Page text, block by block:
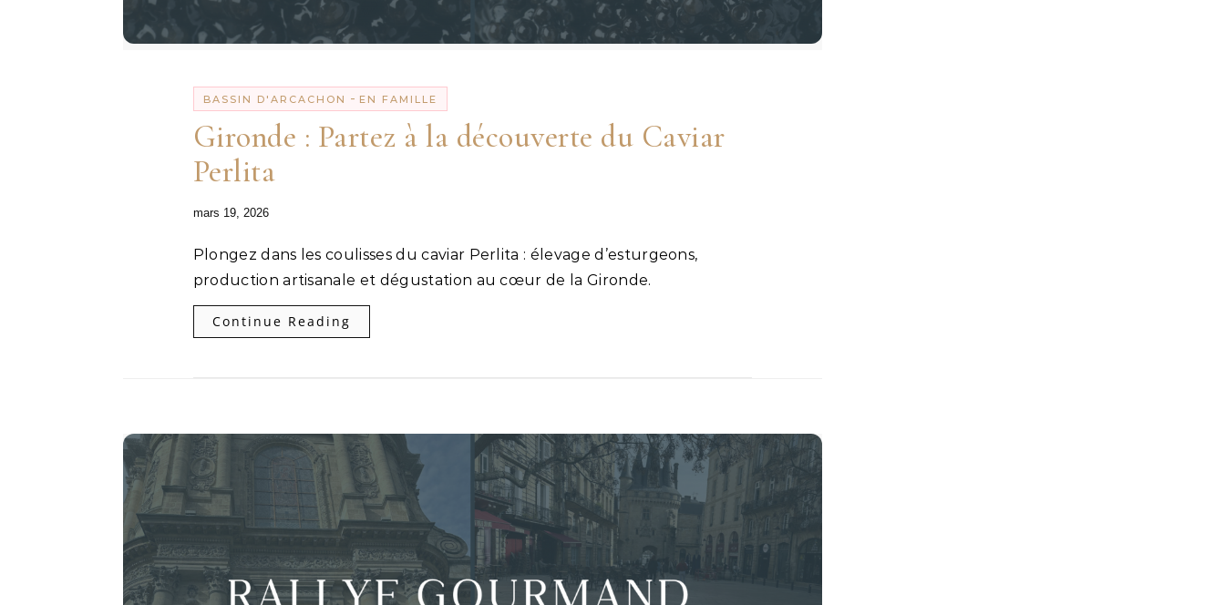
BASSIN D'ARCACHON - EN FAMILLE
Gironde : Partez à la découverte du Caviar
Perlita
mars 19, 2026
Plongez dans les coulisses du caviar Perlita : élevage d’esturgeons,
production artisanale et dégustation au cœur de la Gironde.
Continue Reading